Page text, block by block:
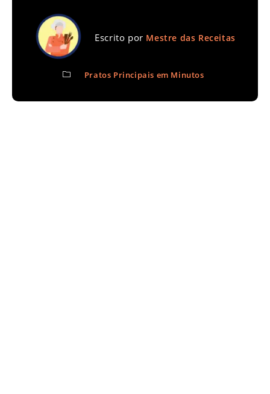
Escrito por Mestre das Receitas
Pratos Principais em Minutos